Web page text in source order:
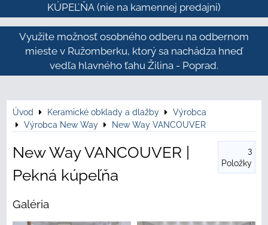
KÚPEĽŇA (nie na kamennej predajni)
Využite možnosť osobného odberu na odbernom
mieste v Ružomberku, ktorý sa nachádza hneď
vedľa hlavného ťahu Žilina - Poprad.
Úvod Keramické obklady a dlažby
Výrobca
Výrobca New Way
New Way VANCOUVER
New Way VANCOUVER |
Pekná kúpeľňa
3
Položky
Galéria